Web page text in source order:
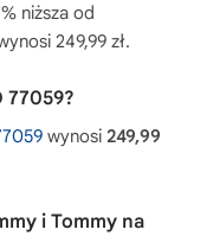
niższa od
249,99 zł.
77059?
wynosi 249,99
i Tommy na